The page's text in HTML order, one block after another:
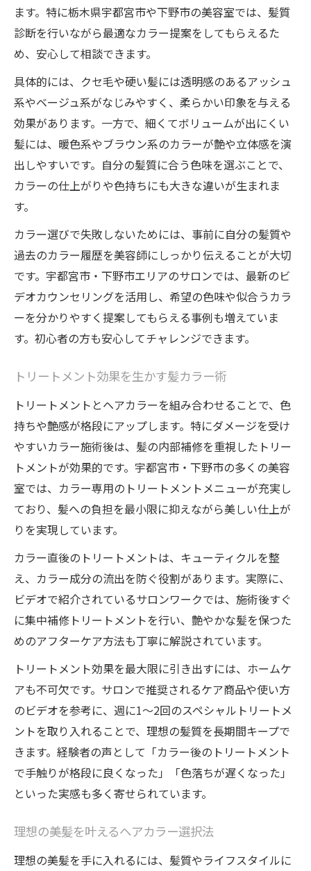
ます。特に栃木県宇都宮市や下野市の美容室では、髪質
診断を行いながら最適なカラー提案をしてもらえるた
め、安心して相談できます。
具体的には、クセ毛や硬い髪には透明感のあるアッシュ
系やベージュ系がなじみやすく、柔らかい印象を与える
効果があります。一方で、細くてボリュームが出にくい
髪には、暖色系やブラウン系のカラーが艶や立体感を演
出しやすいです。自分の髪質に合う色味を選ぶことで、
カラーの仕上がりや色持ちにも大きな違いが生まれま
す。
カラー選びで失敗しないためには、事前に自分の髪質や
過去のカラー履歴を美容師にしっかり伝えることが大切
です。宇都宮市・下野市エリアのサロンでは、最新のビ
デオカウンセリングを活用し、希望の色味や似合うカラ
ーを分かりやすく提案してもらえる事例も増えていま
す。初心者の方も安心してチャレンジできます。
トリートメント効果を生かす髪カラー術
トリートメントとヘアカラーを組み合わせることで、色
持ちや艶感が格段にアップします。特にダメージを受け
やすいカラー施術後は、髪の内部補修を重視したトリー
トメントが効果的です。宇都宮市・下野市の多くの美容
室では、カラー専用のトリートメントメニューが充実し
ており、髪への負担を最小限に抑えながら美しい仕上が
りを実現しています。
カラー直後のトリートメントは、キューティクルを整
え、カラー成分の流出を防ぐ役割があります。実際に、
ビデオで紹介されているサロンワークでは、施術後すぐ
に集中補修トリートメントを行い、艶やかな髪を保つた
めのアフターケア方法も丁寧に解説されています。
トリートメント効果を最大限に引き出すには、ホームケ
アも不可欠です。サロンで推奨されるケア商品や使い方
のビデオを参考に、週に1～2回のスペシャルトリートメ
ントを取り入れることで、理想の髪質を長期間キープで
きます。経験者の声として「カラー後のトリートメント
で手触りが格段に良くなった」「色落ちが遅くなった」
といった実感も多く寄せられています。
理想の美髪を叶えるヘアカラー選択法
理想の美髪を手に入れるには、髪質やライフスタイルに